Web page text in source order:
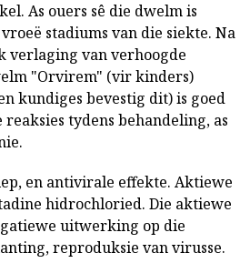
As ouers sê die dwelm is
stadiums van die siekte. Na
verlaging van verhoogde
"Orvirem" (vir kinders)
kundiges bevestig dit) is goed
tydens behandeling, as
en antivirale effekte. Aktiewe
hidrochloried. Die aktiewe
uitwerking op die
reproduksie van virusse.